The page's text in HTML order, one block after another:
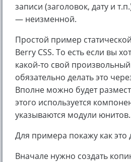
записи (заголовок, дату и
— неизменной.
Простой пример
Berry CSS. То есть если вы
какой-то свой
обязательно делать это
Вполне можно будет
этого используется
указываются модули юнитов.
Для примера покажу как это
Вначале нужно создать